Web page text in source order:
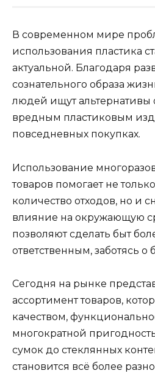
В современном мире
использования пластика
актуальной. Благодаря
сознательного образа
людей ищут альтернативы
вредным пластиковым
повседневных покупках.
Использование
товаров помогает не
количество отходов, но и
влияние на окружающую
позволяют сделать быт
ответственным, заботясь
Сегодня на рынке
ассортимент товаров,
качеством,
многократной
сумок до стеклянных
становится всё более